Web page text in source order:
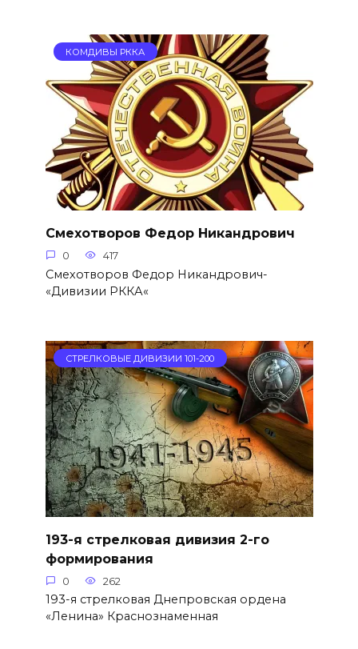
КОМДИВЫ РККА
Смехотворов Федор Никандрович
0 417
Смехотворов Федор Никандрович-
«Дивизии РККА«
СТРЕЛКОВЫЕ ДИВИЗИИ 101-200
193-я стрелковая дивизия 2-го
формирования
0 262
193-я стрелковая Днепровская ордена
«Ленина» Краснознаменная